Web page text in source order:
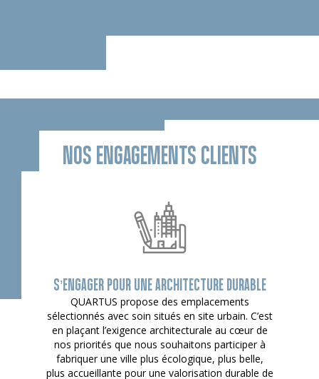
NOS ENGAGEMENTS CLIENTS
S’ENGAGER POUR UNE ARCHITECTURE DURABLE
QUARTUS propose des emplacements
sélectionnés avec soin situés en site urbain. C’est
en plaçant l’exigence architecturale au cœur de
nos priorités que nous souhaitons participer à
fabriquer une ville plus écologique, plus belle,
plus accueillante pour une valorisation durable de